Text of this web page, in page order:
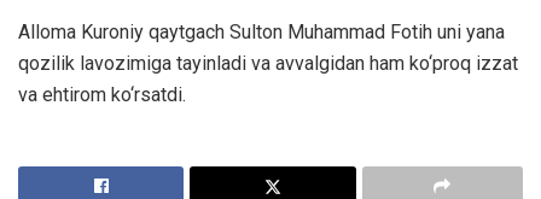
Alloma Kuroniy qaytgach Sulton Muhammad Fotih uni yana
qozilik lavozimiga tayinladi va avvalgidan ham ko‘proq izzat
va ehtirom ko‘rsatdi.